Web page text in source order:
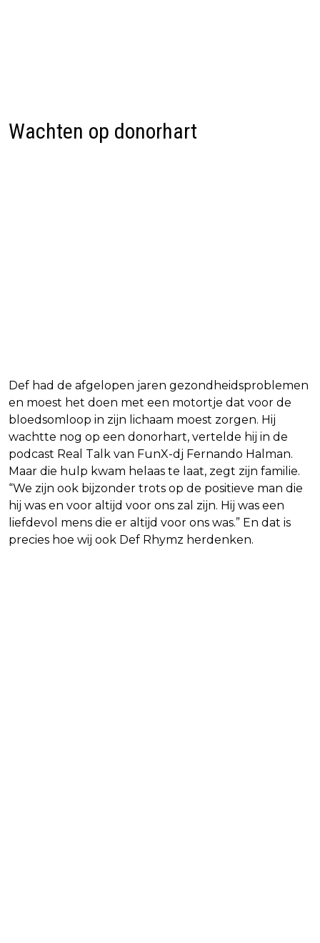
Wachten op donorhart
Def had de afgelopen jaren gezondheidsproblemen
en moest het doen met een motortje dat voor de
bloedsomloop in zijn lichaam moest zorgen. Hij
wachtte nog op een donorhart, vertelde hij in de
podcast Real Talk van FunX-dj Fernando Halman.
Maar die hulp kwam helaas te laat, zegt zijn familie.
“We zijn ook bijzonder trots op de positieve man die
hij was en voor altijd voor ons zal zijn. Hij was een
liefdevol mens die er altijd voor ons was.” En dat is
precies hoe wij ook Def Rhymz herdenken.